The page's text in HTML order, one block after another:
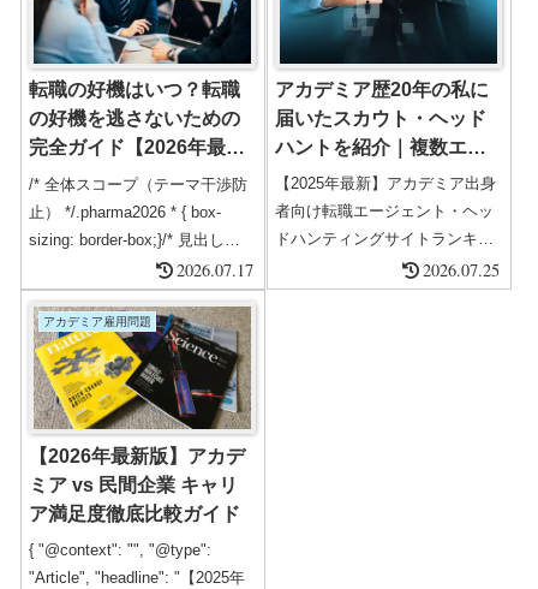
など主要サービスの特徴も詳し
く解説。
学・生物・医学系のポスドク経
験者のキャリア戦略と民間企業
転職の現実も解説。", "author":
{...
転職の好機はいつ？転職
の好機を逃さないための
完全ガイド【2026年最新
版】
/* 全体スコープ（テーマ干渉防
止） */.pharma2026 * { box-
sizing: border-box;}/* 見出し
*/.pharma2026 h1 { font-size:
1.6rem; font-weight: 700;
margin-bottom: 20px; color:
#333; line-height:
1.4;}.pharma2026 h2 { font-si...
2026.07.17
アカデミア歴20年の私に
届いたスカウト・ヘッド
ハントを紹介｜複数エー
ジェント登録がおすすめ
【2026年最新版】
【2025年最新】アカデミア出身
者向け転職エージェント・ヘッ
ドハンティングサイトランキン
グアカデミア歴20年の専門家が
実体験で選んだ転職エージェン
2026.07.25
アカデミア雇用問題
【2026年最新版】アカデ
ミア vs 民間企業 キャリ
ア満足度徹底比較ガイド
{ "@context": "", "@type":
"Article", "headline": "【2025年